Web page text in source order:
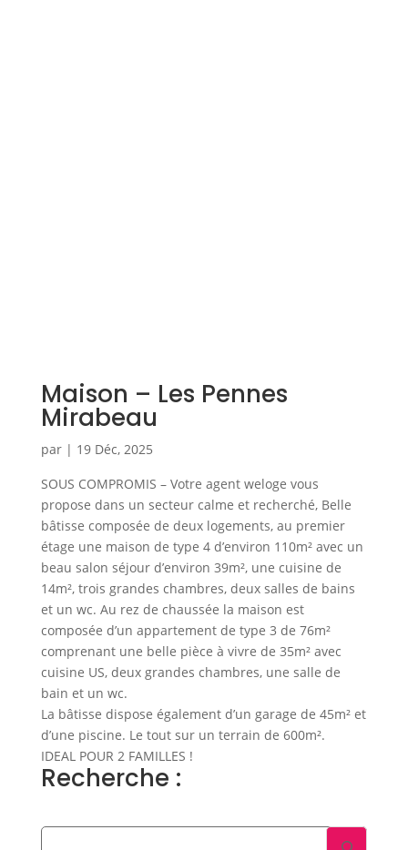
Maison – Les Pennes
Mirabeau
par | 19 Déc, 2025
SOUS COMPROMIS – Votre agent weloge vous
propose dans un secteur calme et recherché, Belle
bâtisse composée de deux logements, au premier
étage une maison de type 4 d’environ 110m² avec un
beau salon séjour d’environ 39m², une cuisine de
14m², trois grandes chambres, deux salles de bains
et un wc. Au rez de chaussée la maison est
composée d’un appartement de type 3 de 76m²
comprenant une belle pièce à vivre de 35m² avec
cuisine US, deux grandes chambres, une salle de
bain et un wc.
La bâtisse dispose également d’un garage de 45m² et
d’une piscine. Le tout sur un terrain de 600m².
IDEAL POUR 2 FAMILLES !
Recherche :